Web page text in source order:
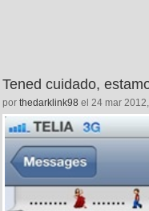
Tened cuidado,
por thedarklink98 el 24 mar